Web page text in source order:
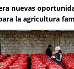
GENERAL
Y
nuevas
la agricultura